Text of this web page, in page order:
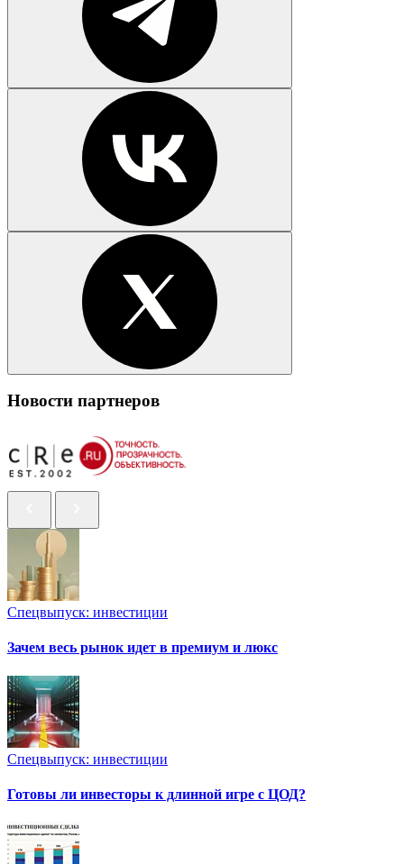
Новости партнеров
Спецвыпуск: инвестиции
Зачем весь рынок идет в премиум и люкс
Спецвыпуск: инвестиции
Готовы ли инвесторы к длинной игре с ЦОД?